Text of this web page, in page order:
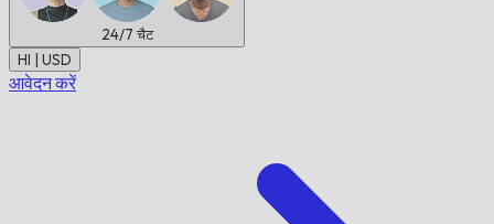
24/7 चैट
HI | USD
आवेदन करें